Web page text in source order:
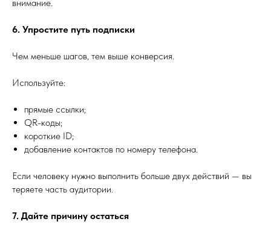
внимание.
6. Упростите путь подписки
Чем меньше шагов, тем выше конверсия.
Используйте:
прямые ссылки;
QR-коды;
короткие ID;
добавление контактов по номеру телефона.
Если человеку нужно выполнить больше двух действий — вы
теряете часть аудитории.
7. Дайте причину остаться